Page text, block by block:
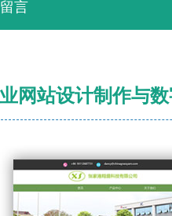
言
网站设计制作与